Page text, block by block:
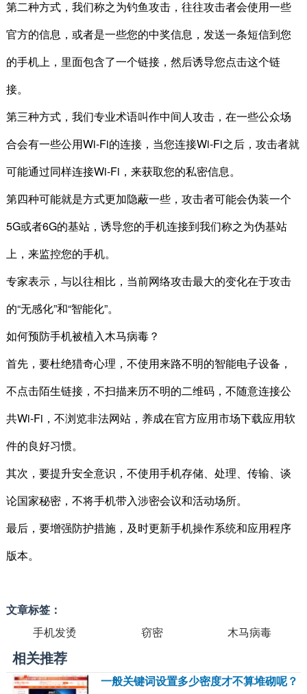
第二种方式，我们称之为钓鱼攻击，往往攻击者会使用一些
官方的信息，或者是一些您的中奖信息，发送一条短信到您
的手机上，里面包含了一个链接，然后诱导您点击这个链
接。
第三种方式，我们专业术语叫作中间人攻击，在一些公众场
合会有一些公用Wi-Fi的连接，当您连接Wi-Fi之后，攻击者就
可能通过同样连接Wi-Fi，来获取您的私密信息。
第四种可能就是方式更加隐蔽一些，攻击者可能会伪装一个
5G或者6G的基站，诱导您的手机连接到我们称之为伪基站
上，来监控您的手机。
专家表示，与以往相比，当前网络攻击最大的变化在于攻击
的“无感化”和“智能化”。
如何预防手机被植入木马病毒？
首先，要杜绝猎奇心理，不使用来路不明的智能电子设备，
不点击陌生链接，不扫描来历不明的二维码，不随意连接公
共Wi-Fi，不浏览非法网站，养成在官方应用市场下载应用软
件的良好习惯。
其次，要提升安全意识，不使用手机存储、处理、传输、谈
论国家秘密，不将手机带入涉密会议和活动场所。
最后，要增强防护措施，及时更新手机操作系统和应用程序
版本。
文章标签：
手机发烫
窃密 木马病毒
相关推荐
一般关键词设置多少密度才不算堆砌呢？